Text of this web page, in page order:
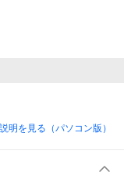
明を見る（パソコン版）